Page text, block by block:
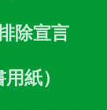
除宣言
紙）